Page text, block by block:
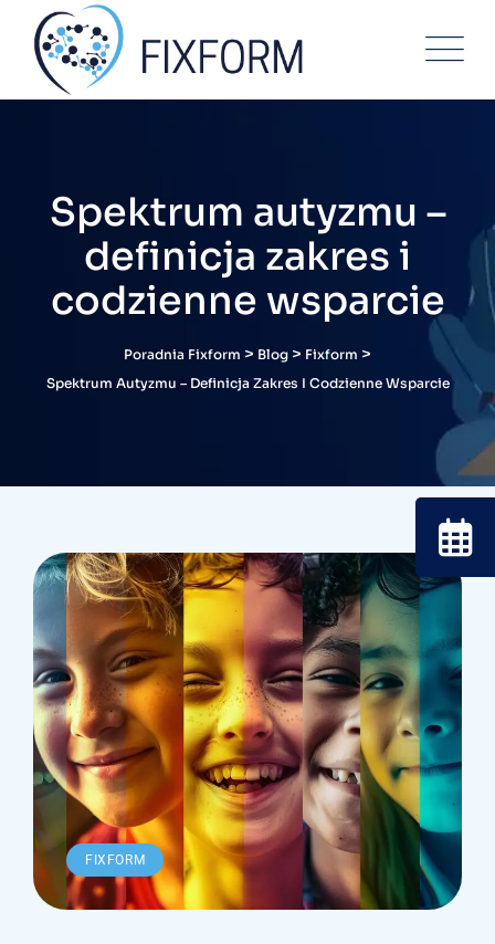
content
Spektrum autyzmu –
definicja zakres i
codzienne wsparcie
Poradnia Fixform > Blog > Fixform >
Spektrum Autyzmu – Definicja Zakres I Codzienne Wsparcie
FIXFORM